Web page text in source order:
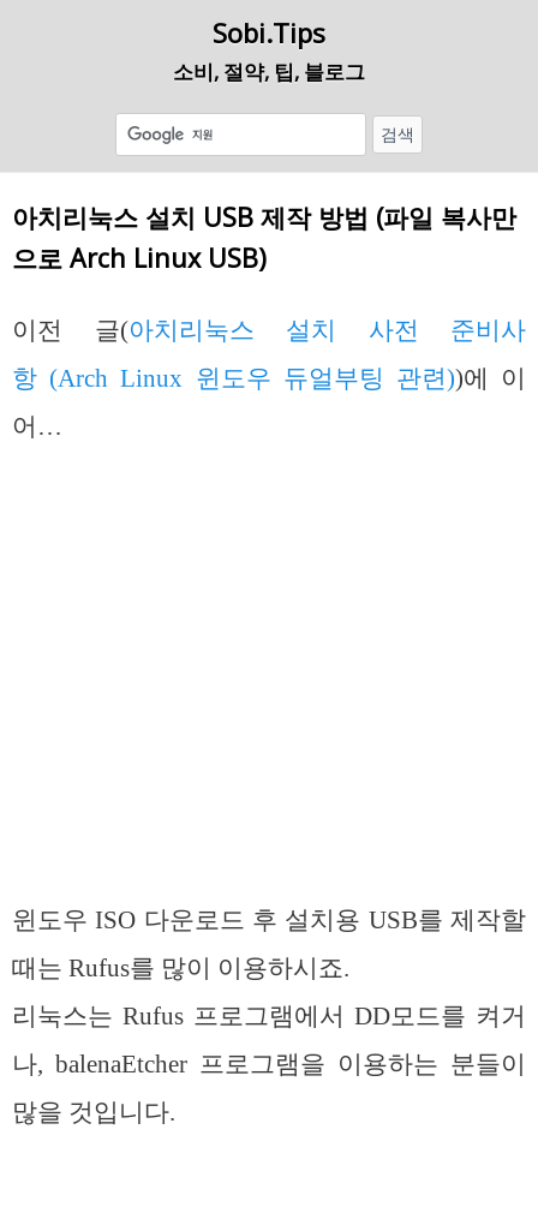
Sobi.Tips
소비, 절약, 팁, 블로그
아치리눅스 설치 USB 제작 방법 (파일 복사만
으로 Arch Linux USB)
이전 글(아치리눅스 설치 사전 준비사
항 (Arch Linux 윈도우 듀얼부팅 관련))에 이
어…
윈도우 ISO 다운로드 후 설치용 USB를 제작할
때는 Rufus를 많이 이용하시죠.
리눅스는 Rufus 프로그램에서 DD모드를 켜거
나, balenaEtcher 프로그램을 이용하는 분들이
많을 것입니다.